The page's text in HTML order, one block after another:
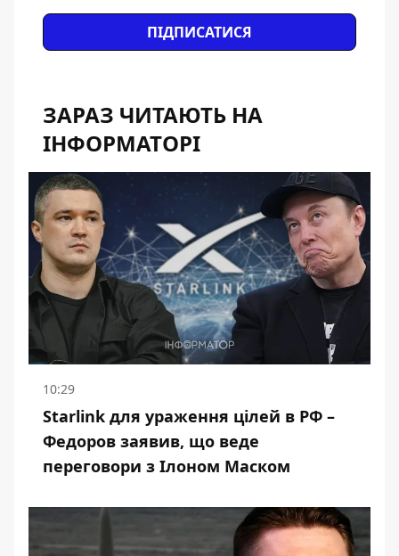
ПІДПИСАТИСЯ
ЗАРАЗ ЧИТАЮТЬ НА
ІНФОРМАТОРІ
10:29
Starlink для ураження цілей в РФ –
Федоров заявив, що веде
переговори з Ілоном Маском